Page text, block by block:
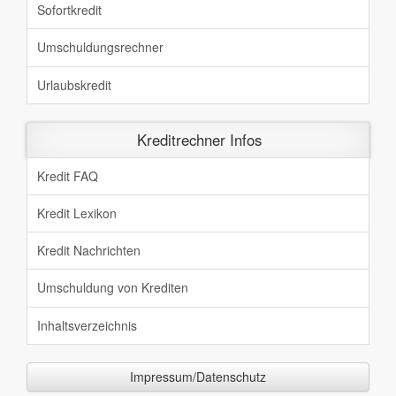
Sofortkredit
Umschuldungsrechner
Urlaubskredit
Kreditrechner Infos
Kredit FAQ
Kredit Lexikon
Kredit Nachrichten
Umschuldung von Krediten
Inhaltsverzeichnis
Impressum/Datenschutz